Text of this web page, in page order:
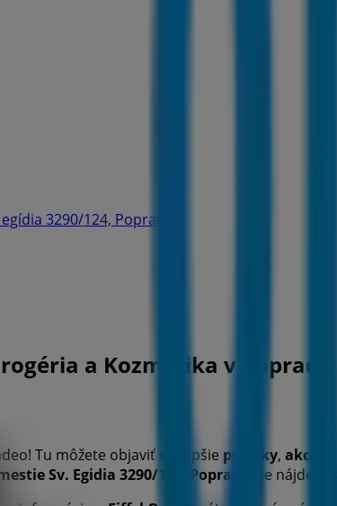
3290/124, Poprad
a Kozmetika v Poprad
Tu môžete objaviť najlepšie ponuky, akcie
Sv. Egidia 3290/124 Poprad , kde